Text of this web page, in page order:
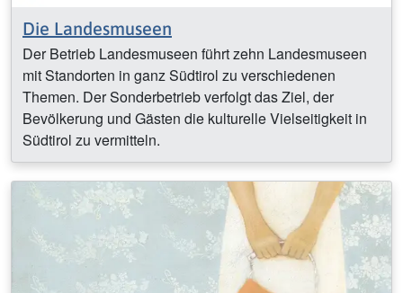
Die Landesmuseen
Der Betrieb Landesmuseen führt zehn Landesmuseen
mit Standorten in ganz Südtirol zu verschiedenen
Themen. Der Sonderbetrieb verfolgt das Ziel, der
Bevölkerung und Gästen die kulturelle Vielseitigkeit in
Südtirol zu vermitteln.